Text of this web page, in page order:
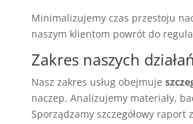
Minimalizujemy czas przestoju
naszym klientom powrót do
Zakres naszych działań
Nasz zakres usług obejmuje
naczep. Analizujemy materiały,
Sporządzamy szczegółowy raport